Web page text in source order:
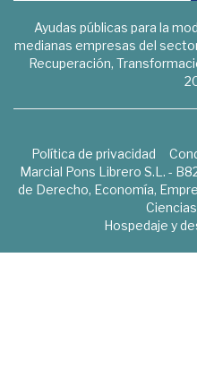
Ayudas públicas para la
medianas empresas del
Recuperación,
Política de privacidad
Marcial Pons Librero S.L. -
de Derecho, Economía,
Hospedaje y